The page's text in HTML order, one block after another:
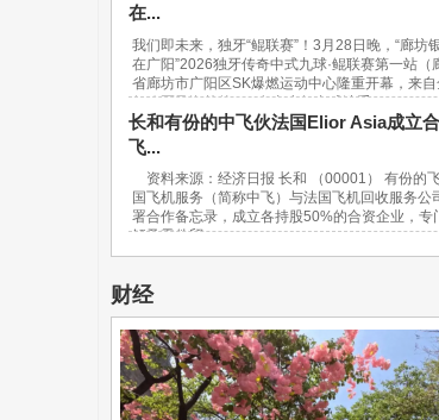
在...
我们即未来，独牙“鲲联赛”！3月28日晚，“廊坊
在广阳”2026独牙传奇中式九球·鲲联赛第一站（
省廊坊市广阳区SK爆燃运动中心隆重开幕，来
行政区及海外的940名青少年台球选手...
长和有份的中飞伙法国Elior Asia成立
飞...
资料来源：经济日报 长和 （00001） 有份的
国飞机服务（简称中飞）与法国飞机回收服务公
署合作备忘录，成立各持股50%的合资企业，专
解及零件贸...
财经